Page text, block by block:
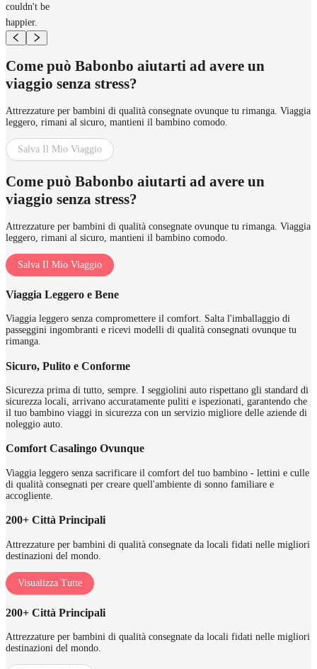
couldn't be
happier.
Come può Babonbo aiutarti ad avere un
viaggio senza stress?
Attrezzature per bambini di qualità consegnate ovunque tu rimanga. Viaggia
leggero, rimani al sicuro, mantieni il bambino comodo.
Salva Il Mio Viaggio
Come può Babonbo aiutarti ad avere un
viaggio senza stress?
Attrezzature per bambini di qualità consegnate ovunque tu rimanga. Viaggia
leggero, rimani al sicuro, mantieni il bambino comodo.
Salva Il Mio Viaggio
Viaggia Leggero e Bene
Viaggia leggero senza compromettere il comfort. Salta l'imballaggio di
passeggini ingombranti e ricevi modelli di qualità consegnati ovunque tu
rimanga.
Sicuro, Pulito e Conforme
Sicurezza prima di tutto, sempre. I seggiolini auto rispettano gli standard di
sicurezza locali, arrivano accuratamente puliti e ispezionati, garantendo che
il tuo bambino viaggi in sicurezza con un servizio migliore delle aziende di
noleggio auto.
Comfort Casalingo Ovunque
Viaggia leggero senza sacrificare il comfort del tuo bambino - lettini e culle
di qualità consegnati per creare quell'ambiente di sonno familiare e
accogliente.
200+ Città Principali
Attrezzature per bambini di qualità consegnate da locali fidati nelle migliori
destinazioni del mondo.
Visualizza Tutte
200+ Città Principali
Attrezzature per bambini di qualità consegnate da locali fidati nelle migliori
destinazioni del mondo.